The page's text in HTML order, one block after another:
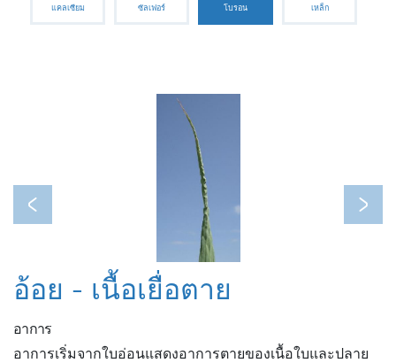
แคลเซียม ซัลเฟอร์ โบรอน เหล็ก
Previous Next
อ้อย - เนื้อเยื่อตาย
อาการ
อาการเริ่มจากใบอ่อนแสดงอาการตายของเนื้อใบและปลาย